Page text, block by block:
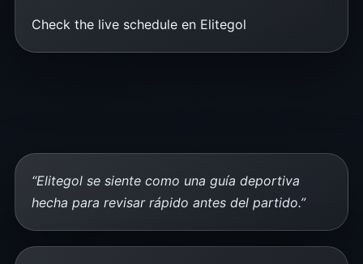
Check the live schedule en Elitegol
“Elitegol se siente como una guía deportiva
hecha para revisar rápido antes del partido.”